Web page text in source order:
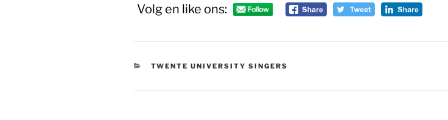
Volg en like ons:
CATEGORIEËN
TWENTE UNIVERSITY SINGERS